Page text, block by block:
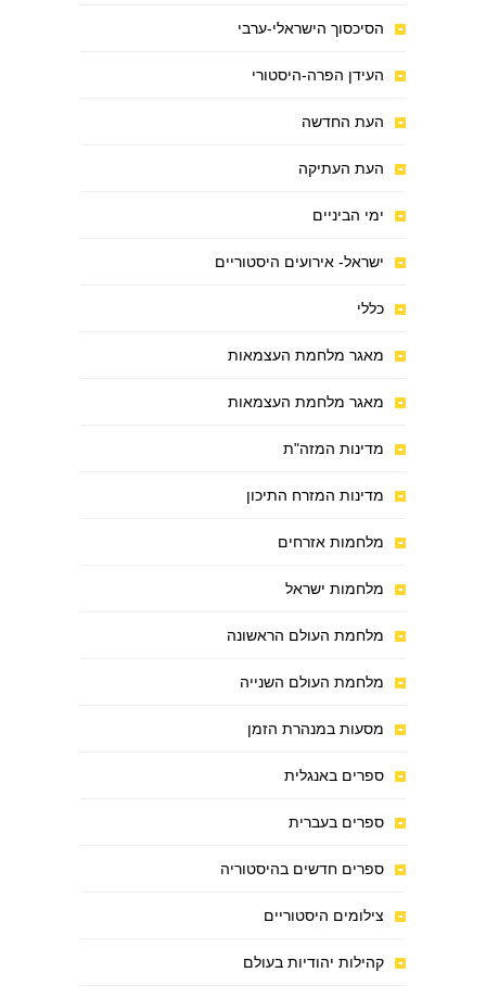
הסיכסוך הישראלי-ערבי
העידן הפרה-היסטורי
העת החדשה
העת העתיקה
ימי הביניים
ישראל- אירועים היסטוריים
כללי
מאגר מלחמת העצמאות
מאגר מלחמת העצמאות
מדינות המזה"ת
מדינות המזרח התיכון
מלחמות אזרחים
מלחמות ישראל
מלחמת העולם הראשונה
מלחמת העולם השנייה
מסעות במנהרת הזמן
ספרים באנגלית
ספרים בעברית
ספרים חדשים בהיסטוריה
צילומים היסטוריים
קהילות יהודיות בעולם